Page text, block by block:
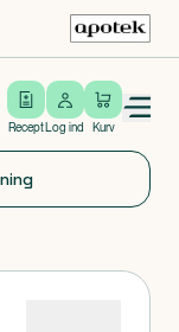
Recept
Log ind
Log ind Kurv
Open/close menu